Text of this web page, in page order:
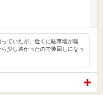
っていたが、近くに駐車場が無
少し遠かったので後回しになっ